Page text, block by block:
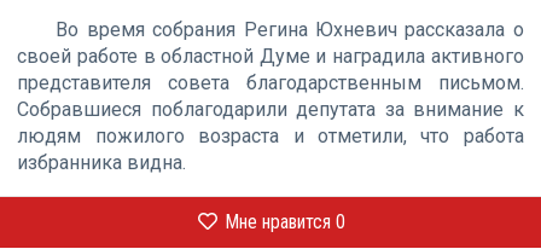
Во время собрания Регина Юхневич рассказала о
своей работе в областной Думе и наградила активного
представителя совета благодарственным письмом.
Собравшиеся поблагодарили депутата за внимание к
людям пожилого возраста и отметили, что работа
избранника видна.
Мне нравится 0